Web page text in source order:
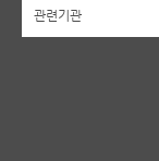
관련기관펼치기